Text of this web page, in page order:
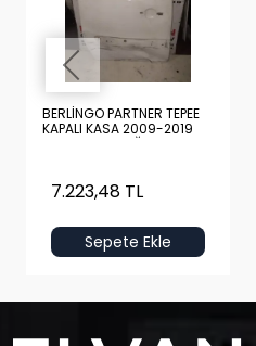
BERLİNGO PARTNER TEPEE
KAPALI KASA 2009-2019
BOŞ BEYAZ SAĞ ARKA KAPI
7.223,48 TL
Sepete Ekle